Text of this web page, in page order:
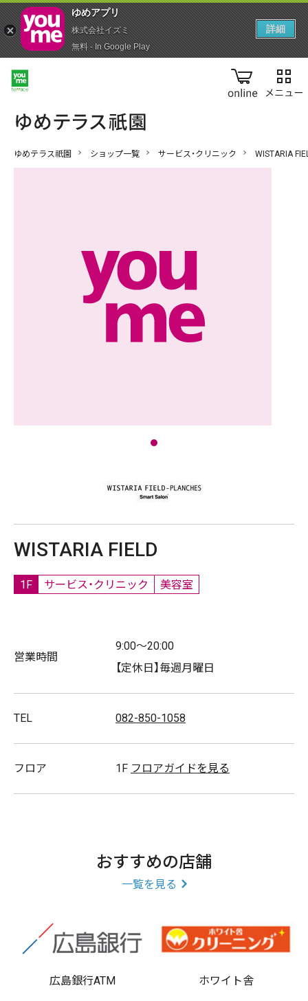
online
ゆめテラス祇園 ショップ一覧 サービス・クリニック WISTARIA
WISTARIA FIELD
1F サービス・クリニック 美容室
営業時間
9:00～20:00
【定休日】毎週月曜日
TEL 082-850-1058
フロア 1F フロアガイドを見る
おすすめの店舗
一覧を見る
広島銀行ATM ホワイト舎
ゆめアプ‪リ‬
株式会社イズミ
無料 - In Google Play
詳細